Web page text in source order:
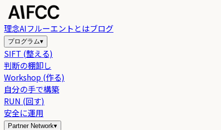
理念AIフルーエントとはブログ
プログラム▾
SIFT (整える)
判断の棚卸し
Workshop (作る)
自分の手で構築
RUN (回す)
安全に運用
Partner Network▾